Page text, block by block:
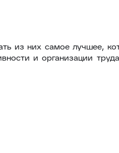
из них самое лучшее,
и организации